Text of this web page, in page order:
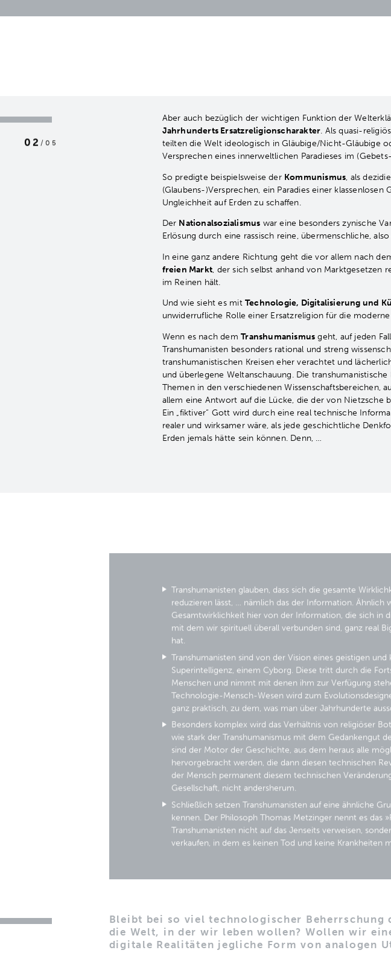
02/05
Aber auch bezüglich der wichtigen Funktion der
Jahrhunderts Ersatzreligionscharakter. Als quasi-
teilten die Welt ideologisch in Gläubige/Nicht-Gläubige
Versprechen eines innerweltlichen Paradieses im
So predigte beispielsweise der Kommunismus, als
(Glaubens-)Versprechen, ein Paradies einer
Ungleichheit auf Erden zu schaffen.
Der Nationalsozialismus war eine besonders zynische
Erlösung durch eine rassisch reine, übermenschliche,
In eine ganz andere Richtung geht die vor allem nach
freien Markt, der sich selbst anhand von Marktgesetzen
im Reinen hält.
Und wie sieht es mit Technologie, Digitalisierung und
unwiderrufliche Rolle einer Ersatzreligion für die
Wenn es nach demTranshumanismus geht, auf jeden
Transhumanisten besonders rational und streng
transhumanistischen Kreisen eher verachtet und
und überlegene Weltanschauung. Die
Themen in den verschiedenen Wissenschaftsbereichen,
allem eine Antwort auf die Lücke, die der von Nietzsche
Ein „fiktiver“ Gott wird durch eine real technische
realer und wirksamer wäre, als jede geschichtliche
Erden jemals hätte sein können. Denn, …
Transhumanisten glauben, dass sich die gesamte
reduzieren lässt, … nämlich das der Information. Ähnlich
Gesamtwirklichkeit hier von der Information, die sich in
mit dem wir spirituell überall verbunden sind, ganz real
hat.
Transhumanisten sind von der Vision eines geistigen
Superintelligenz, einem Cyborg. Diese tritt durch die
Menschen und nimmt mit denen ihm zur Verfügung
Technologie-Mensch-Wesen wird zum
ganz praktisch, zu dem, was man über Jahrhunderte
Besonders komplex wird das Verhältnis von religiöser
wie stark der Transhumanismus mit dem Gedankengut
sind der Motor der Geschichte, aus dem heraus alle
hervorgebracht werden, die dann diesen technischen
der Mensch permanent diesem technischen
Gesellschaft, nicht andersherum.
Schließlich setzen Transhumanisten auf eine ähnliche
kennen. Der Philosoph Thomas Metzinger nennt es das
Transhumanisten nicht auf das Jenseits verweisen,
verkaufen, in dem es keinen Tod und keine Krankheiten
Bleibt bei so viel technologischer Beherrschung
die Welt, in der wir leben wollen? Wollen wir
digitale Realitäten jegliche Form von analogen